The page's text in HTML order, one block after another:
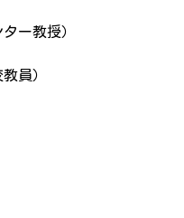
ー教授）
員）